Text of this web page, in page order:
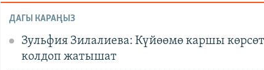
ДАГЫ КАРАҢЫЗ
Зульфия Зилалиева: Күйөөмө каршы
колдоп жатышат